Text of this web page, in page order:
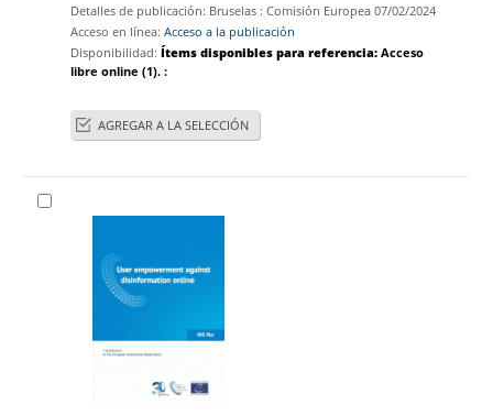
Detalles de publicación: Bruselas :Comisión Europea 07/02/2024
Acceso en línea:Acceso a la publicación
Disponibilidad:Ítems disponibles para referencia:Acceso
libre online (1).:
AGREGAR A LA SELECCIÓN